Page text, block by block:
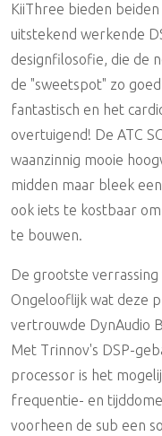
KiiThree bieden
uitstekend werkende
designfilosofie, die de
de "sweetspot" zo
fantastisch en het
overtuigend! De ATC
waanzinnig mooie
midden maar bleek
ook iets te kostbaar
te bouwen.
De grootste
Ongelooflijk wat deze
vertrouwde DynAudio
Met Trinnov's DSP-
processor is het
frequentie- en
voorheen de sub een